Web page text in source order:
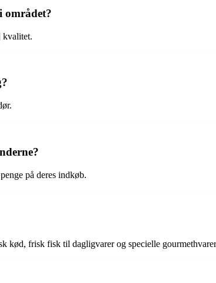
området?
kvalitet.
på deres indkøb.
kød, frisk fisk til dagligvarer og specielle